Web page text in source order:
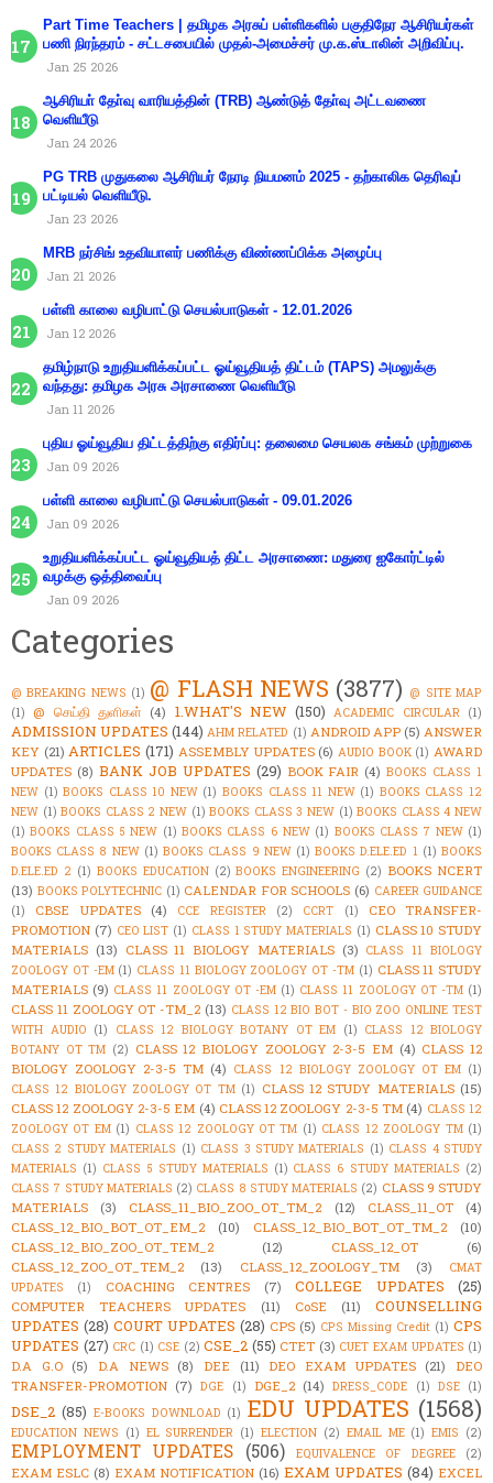
Part Time Teachers | தமிழக அரசுப் பள்ளிகளில் பகுதிநேர ஆசிரியர்கள்
பணி நிரந்தரம் - சட்டசபையில் முதல்-அமைச்சர் மு.க.ஸ்டாலின் அறிவிப்பு.
Jan 25 2026
ஆசிரியா் தோ்வு வாரியத்தின் (TRB) ஆண்டுத் தோ்வு அட்டவணை
வெளியீடு
Jan 24 2026
PG TRB முதுகலை ஆசிரியர் நேரடி நியமனம் 2025 - தற்காலிக தெரிவுப்
பட்டியல் வெளியீடு.
Jan 23 2026
MRB நர்சிங் உதவியாளர் பணிக்கு விண்ணப்பிக்க அழைப்பு
Jan 21 2026
பள்ளி காலை வழிபாட்டு செயல்பாடுகள் - 12.01.2026
Jan 12 2026
தமிழ்நாடு உறுதியளிக்கப்பட்ட ஓய்வூதியத் திட்டம் (TAPS) அமலுக்கு
வந்தது: தமிழக அரசு அரசாணை வெளியீடு
Jan 11 2026
புதிய ஓய்வூதிய திட்டத்திற்கு எதிர்ப்பு: தலைமை செயலக சங்கம் முற்றுகை
Jan 09 2026
பள்ளி காலை வழிபாட்டு செயல்பாடுகள் - 09.01.2026
Jan 09 2026
உறுதியளிக்கப்பட்ட ஓய்வூதியத் திட்ட அரசாணை: மதுரை ஐகோர்ட்டில்
வழக்கு ஒத்திவைப்பு
Jan 09 2026
Categories
@ BREAKING NEWS (1) @ FLASH NEWS (3877) @ SITE MAP
(1) @ செய்தி துளிகள் (4) 1.WHAT'S NEW (150) ACADEMIC CIRCULAR (1)
ADMISSION UPDATES (144) AHM RELATED (1) ANDROID APP (5) ANSWER
KEY (21) ARTICLES (171) ASSEMBLY UPDATES (6) AUDIO BOOK (1) AWARD
UPDATES (8) BANK JOB UPDATES (29) BOOK FAIR (4) BOOKS CLASS 1
NEW (1) BOOKS CLASS 10 NEW (1) BOOKS CLASS 11 NEW (1) BOOKS CLASS 12
NEW (1) BOOKS CLASS 2 NEW (1) BOOKS CLASS 3 NEW (1) BOOKS CLASS 4 NEW
(1) BOOKS CLASS 5 NEW (1) BOOKS CLASS 6 NEW (1) BOOKS CLASS 7 NEW (1)
BOOKS CLASS 8 NEW (1) BOOKS CLASS 9 NEW (1) BOOKS D.ELE.ED 1 (1) BOOKS
D.ELE.ED 2 (1) BOOKS EDUCATION (2) BOOKS ENGINEERING (2) BOOKS NCERT
(13) BOOKS POLYTECHNIC (1) CALENDAR FOR SCHOOLS (6) CAREER GUIDANCE
(1)
CBSE UPDATES (4) CCE REGISTER (2) CCRT (1)
CEO TRANSFER-
PROMOTION (7) CEO LIST (1) CLASS 1 STUDY MATERIALS (1) CLASS 10 STUDY
MATERIALS (13) CLASS 11 BIOLOGY MATERIALS (3) CLASS 11 BIOLOGY
ZOOLOGY OT -EM (1) CLASS 11 BIOLOGY ZOOLOGY OT -TM (1) CLASS 11 STUDY
MATERIALS (9) CLASS 11 ZOOLOGY OT -EM (1) CLASS 11 ZOOLOGY OT -TM (1)
CLASS 11 ZOOLOGY OT -TM_2 (13) CLASS 12 BIO BOT - BIO ZOO ONLINE TEST
WITH AUDIO (1) CLASS 12 BIOLOGY BOTANY OT EM (1) CLASS 12 BIOLOGY
BOTANY OT TM (2) CLASS 12 BIOLOGY ZOOLOGY 2-3-5 EM (4) CLASS 12
BIOLOGY ZOOLOGY 2-3-5 TM (4) CLASS 12 BIOLOGY ZOOLOGY OT EM (1)
CLASS 12 BIOLOGY ZOOLOGY OT TM (1) CLASS 12 STUDY MATERIALS (15)
CLASS 12 ZOOLOGY 2-3-5 EM (4) CLASS 12 ZOOLOGY 2-3-5 TM (4) CLASS 12
ZOOLOGY OT EM (1) CLASS 12 ZOOLOGY OT TM (1) CLASS 12 ZOOLOGY TM (1)
CLASS 2 STUDY MATERIALS (1) CLASS 3 STUDY MATERIALS (1) CLASS 4 STUDY
MATERIALS (1) CLASS 5 STUDY MATERIALS (1) CLASS 6 STUDY MATERIALS (2)
CLASS 7 STUDY MATERIALS (2) CLASS 8 STUDY MATERIALS (2) CLASS 9 STUDY
MATERIALS
(3) CLASS_11_BIO_ZOO_OT_TM_2 (12) CLASS_11_OT
(4)
CLASS_12_BIO_BOT_OT_EM_2
(10) CLASS_12_BIO_BOT_OT_TM_2
(10)
CLASS_12_BIO_ZOO_OT_TEM_2
(12) CLASS_12_OT
(6)
CLASS_12_ZOO_OT_TEM_2
(13) CLASS_12_ZOOLOGY_TM (3)
CMAT
UPDATES
(1) COACHING CENTRES (7) COLLEGE UPDATES (25)
COMPUTER TEACHERS UPDATES (11) CoSE (11)
COUNSELLING
UPDATES (28) COURT UPDATES (28) CPS (5) CPS Missing Credit (1) CPS
UPDATES (27) CRC (1) CSE (2) CSE_2 (55) CTET (3) CUET EXAM UPDATES (1)
D.A G.O (5) D.A NEWS (8) DEE (11) DEO EXAM UPDATES (21)
DEO
TRANSFER-PROMOTION (7) DGE (1) DGE_2 (14) DRESS_CODE (1) DSE (1)
DSE_2 (85) E-BOOKS DOWNLOAD (1) EDU UPDATES (1568)
EDUCATION NEWS (1) EL SURRENDER (1) ELECTION (2) EMAIL ME (1) EMIS (2)
EMPLOYMENT UPDATES (506) EQUIVALENCE OF DEGREE (2)
EXAM ESLC (8) EXAM NOTIFICATION (16) EXAM UPDATES (84) EXCEL